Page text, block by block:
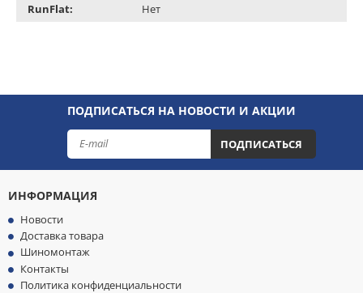
RunFlat:
Нет
ПОДПИСАТЬСЯ НА НОВОСТИ И АКЦИИ
ПОДПИСАТЬСЯ
ИНФОРМАЦИЯ
Новости
Доставка товара
Шиномонтаж
Контакты
Политика конфиденциальности